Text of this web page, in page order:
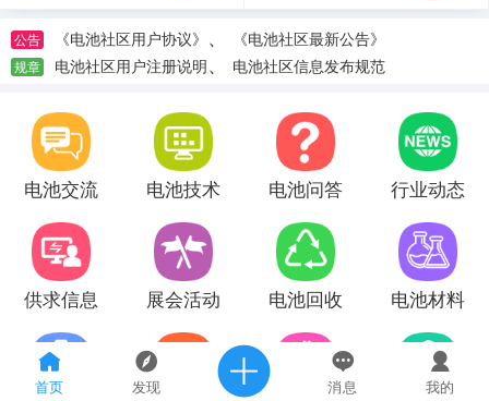
首页 发现 消息 我的
公告 《电池社区用户协议》 、 《电池社区最新公告》
规章 电池社区用户注册说明、 电池社区信息发布规范
电池交流 电池技术 电池问答 行业动态
供求信息 展会活动 电池回收 电池材料